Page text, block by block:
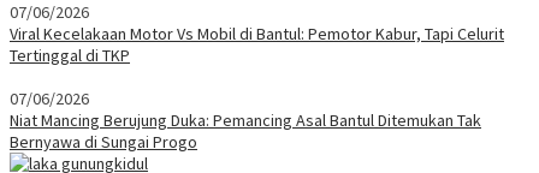
07/06/2026
Viral Kecelakaan Motor Vs Mobil di Bantul: Pemotor Kabur, Tapi Celurit
Tertinggal di TKP
07/06/2026
Niat Mancing Berujung Duka: Pemancing Asal Bantul Ditemukan Tak
Bernyawa di Sungai Progo